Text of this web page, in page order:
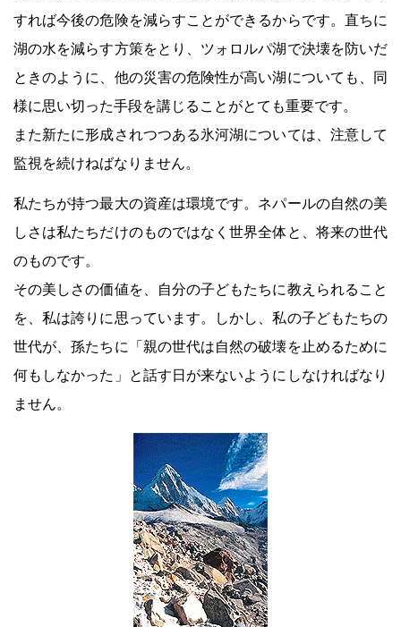
すれば今後の危険を減らすことができるからです。直ちに
湖の水を減らす方策をとり、ツォロルパ湖で決壊を防いだ
ときのように、他の災害の危険性が高い湖についても、同
様に思い切った手段を講じることがとても重要です。
また新たに形成されつつある氷河湖については、注意して
監視を続けねばなりません。
私たちが持つ最大の資産は環境です。ネパールの自然の美
しさは私たちだけのものではなく世界全体と、将来の世代
のものです。
その美しさの価値を、自分の子どもたちに教えられること
を、私は誇りに思っています。しかし、私の子どもたちの
世代が、孫たちに「親の世代は自然の破壊を止めるために
何もしなかった」と話す日が来ないようにしなければなり
ません。